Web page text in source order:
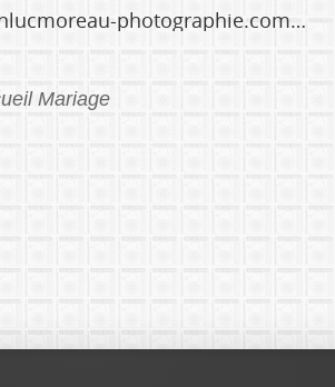
photographie.com/contactez-moi/
Mariage